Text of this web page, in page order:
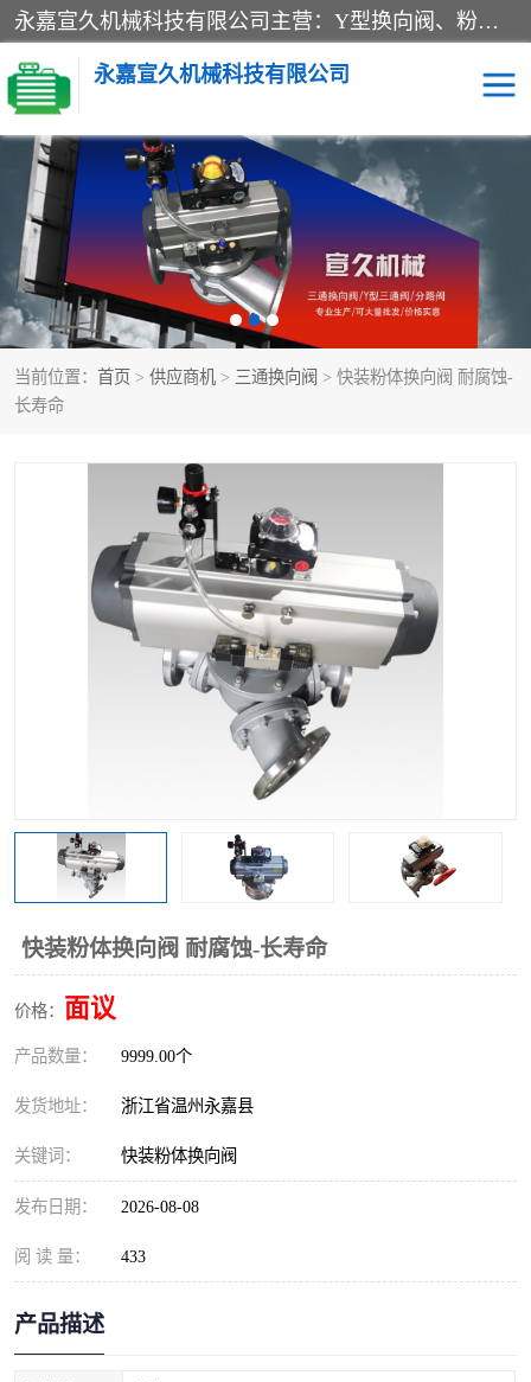
永嘉宣久机械科技有限公司主营：Y型换向阀、粉体换向阀、板式换向阀、三通换向阀、三通换向器、三通分路阀、管路换向阀等产品及服务。
永嘉宣久机械科技有限公司
当前位置： 首页 > 供应商机 > 三通换向阀 > 快装粉体换向阀 耐腐蚀-
长寿命
快装粉体换向阀 耐腐蚀-长寿命
价格： 面议
产品数量： 9999.00个
发货地址： 浙江省温州永嘉县
关键词： 快装粉体换向阀
发布日期： 2026-08-08
阅 读 量： 433
产品描述
换向阀 Y型换向阀
板式换向阀 粉料换向阀
粉体换向阀 管道换向阀
管路换向阀 三通换向阀
气动三通阀 不锈钢三通阀
Y型转向阀 翻板转向阀
Y型球阀
气动球阀
Y型分路阀
粉体分路阀
管道换向器